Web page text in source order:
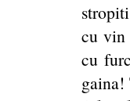
cu vin
cu
gaina!